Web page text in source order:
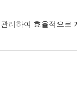
리하여 효율적으로